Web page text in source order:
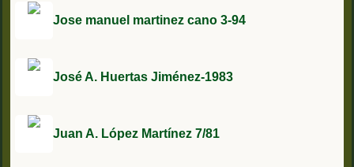
Jose manuel martinez cano 3-94
José A. Huertas Jiménez-1983
Juan A. López Martínez 7/81